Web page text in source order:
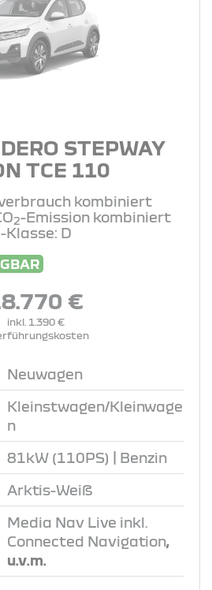
STEPWAY
TCE 110
kombiniert
2-Emission kombiniert
-Klasse: D
€
inkl. 1.390 €
Neuwagen
Kleinstwagen/Kleinwage
n
81kW (110PS) | Benzin
Arktis-Weiß
Media Nav Live inkl.
Connected Navigation,
u.v.m.